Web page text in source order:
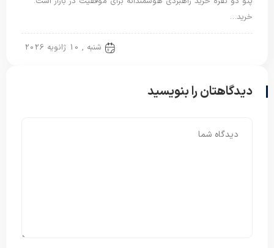
خرید…
شنبه , 10 ژانویه 2026
دیدگاهتان را بنویسید